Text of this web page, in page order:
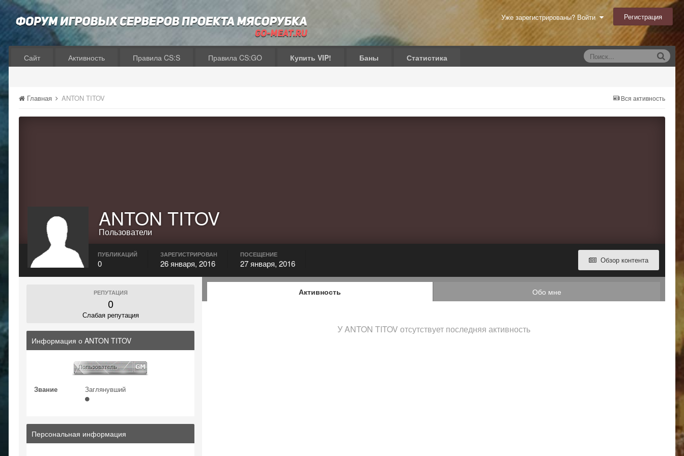
Уже зарегистрированы? Войти Регистрация
Сайт Активность Правила CS:S Правила CS:GO Купить VIP! Баны Статистика
Вся активность
Главная ANTON TITOV
ANTON TITOV
Пользователи
Обзор контента
ПУБЛИКАЦИЙ
0
ЗАРЕГИСТРИРОВАН
26 января, 2016
ПОСЕЩЕНИЕ
27 января, 2016
РЕПУТАЦИЯ
0
Слабая репутация
Информация о ANTON TITOV
Звание Заглянувший
Персональная информация
Активность Обо мне
У ANTON TITOV отсутствует последняя активность